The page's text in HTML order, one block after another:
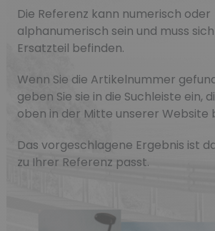
Die Referenz kann numerisch oder
alphanumerisch sein und muss
Ersatzteil befinden.
Wenn Sie die Artikelnummer
geben Sie sie in die Suchleiste ein,
oben in der Mitte unserer Website
Das vorgeschlagene Ergebnis ist
zu Ihrer Referenz passt.